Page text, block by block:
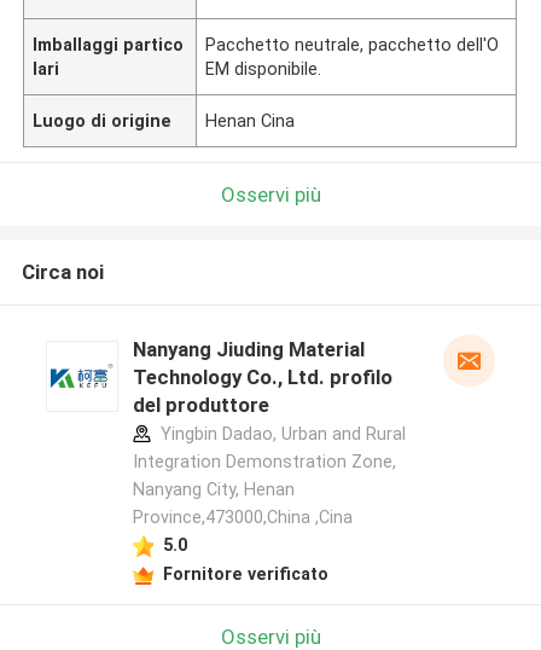
Imballaggi partico
lari
Pacchetto neutrale, pacchetto dell'O
EM disponibile.
Luogo di origine Henan Cina
Osservi più
Circa noi
Nanyang Jiuding Material
Technology Co., Ltd. profilo
del produttore
Yingbin Dadao, Urban and Rural
Integration Demonstration Zone,
Nanyang City, Henan
Province,473000,China ,Cina
5.0
Fornitore verificato
Osservi più